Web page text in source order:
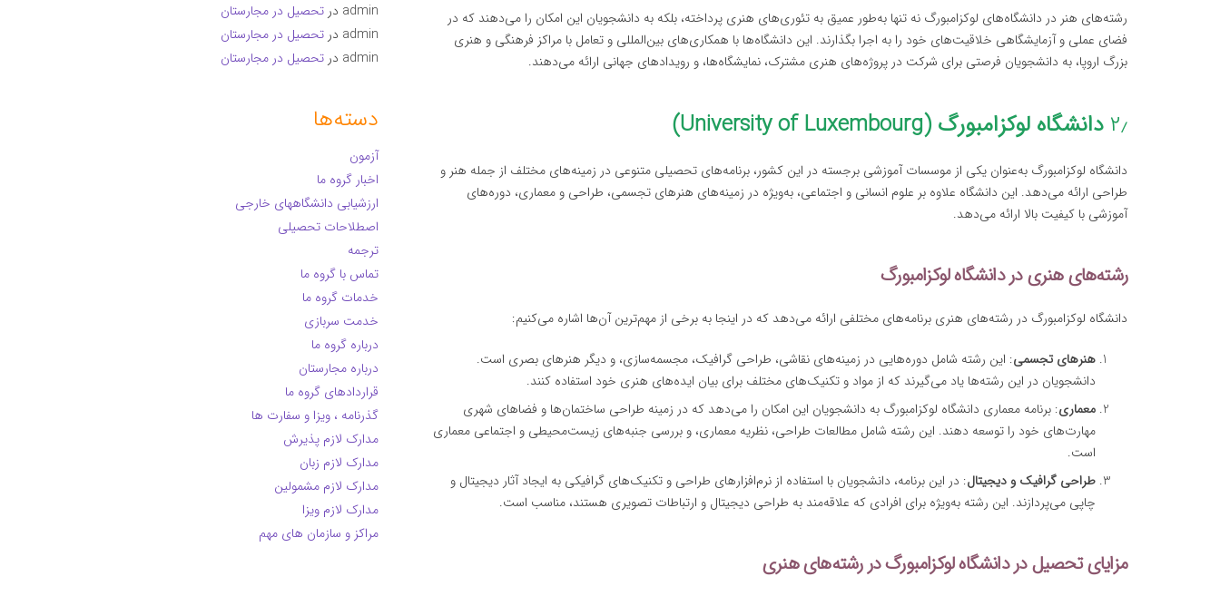
رشته‌های هنر در دانشگاه‌های لوکزامبورگ نه تنها به‌طور عمیق به تئوری‌های هنری پرداخته، بلکه به دانشجویان این امکان را می‌دهند که در
فضای عملی و آزمایشگاهی خلاقیت‌های خود را به اجرا بگذارند. این دانشگاه‌ها با همکاری‌های بین‌المللی و تعامل با مراکز فرهنگی و هنری
بزرگ اروپا، به دانشجویان فرصتی برای شرکت در پروژه‌های هنری مشترک، نمایشگاه‌ها، و رویدادهای جهانی ارائه می‌دهند.
۲٫ دانشگاه لوکزامبورگ (University of Luxembourg)
دانشگاه لوکزامبورگ به‌عنوان یکی از موسسات آموزشی برجسته در این کشور، برنامه‌های تحصیلی متنوعی در زمینه‌های مختلف از جمله هنر و
طراحی ارائه می‌دهد. این دانشگاه علاوه بر علوم انسانی و اجتماعی، به‌ویژه در زمینه‌های هنرهای تجسمی، طراحی و معماری، دوره‌های
آموزشی با کیفیت بالا ارائه می‌دهد.
رشته‌های هنری در دانشگاه لوکزامبورگ
دانشگاه لوکزامبورگ در رشته‌های هنری برنامه‌های مختلفی ارائه می‌دهد که در اینجا به برخی از مهم‌ترین آن‌ها اشاره می‌کنیم:
هنرهای تجسمی: این رشته شامل دوره‌هایی در زمینه‌های نقاشی، طراحی گرافیک، مجسمه‌سازی، و دیگر هنرهای بصری است.
دانشجویان در این رشته‌ها یاد می‌گیرند که از مواد و تکنیک‌های مختلف برای بیان ایده‌های هنری خود استفاده کنند.
معماری: برنامه معماری دانشگاه لوکزامبورگ به دانشجویان این امکان را می‌دهد که در زمینه طراحی ساختمان‌ها و فضاهای شهری
مهارت‌های خود را توسعه دهند. این رشته شامل مطالعات طراحی، نظریه معماری، و بررسی جنبه‌های زیست‌محیطی و اجتماعی معماری
است.
طراحی گرافیک و دیجیتال: در این برنامه، دانشجویان با استفاده از نرم‌افزارهای طراحی و تکنیک‌های گرافیکی به ایجاد آثار دیجیتال و
چاپی می‌پردازند. این رشته به‌ویژه برای افرادی که علاقه‌مند به طراحی دیجیتال و ارتباطات تصویری هستند، مناسب است.
مزایای تحصیل در دانشگاه لوکزامبورگ در رشته‌های هنری
admin در تحصیل در مجارستان
admin در تحصیل در مجارستان
admin در تحصیل در مجارستان
دسته‌ها
آزمون
اخبار گروه ما
ارزشیابی دانشگاههای خارجی
اصطلاحات تحصیلی
ترجمه
تماس با گروه ما
خدمات گروه ما
خدمت سربازی
درباره گروه ما
درباره مجارستان
قراردادهای گروه ما
گذرنامه ، ویزا و سفارت ها
مدارک لازم پذیرش
مدارک لازم زبان
مدارک لازم مشمولین
مدارک لازم ویزا
مراکز و سازمان های مهم